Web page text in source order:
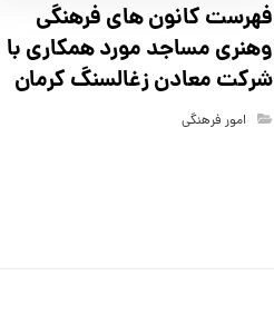
فهرست كانون هاي فرهنگي
وهنري مساجد مورد همكاري با
شركت معادن زغالسنگ كرمان
امور فرهنگی